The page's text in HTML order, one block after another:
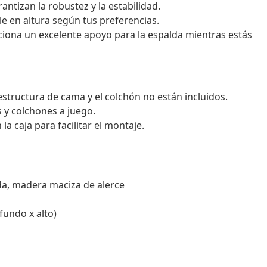
la robustez y la estabilidad.
en altura según tus preferencias.
un excelente apoyo para la espalda mientras estás
de cama y el colchón no están incluidos.
colchones a juego.
caja para facilitar el montaje.
madera maciza de alerce
x alto)